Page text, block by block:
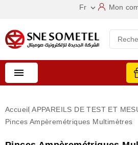
Fr  Mon

Accueil APPAREILS DE TEST ET
Pinces Ampèremétriques Multimètres